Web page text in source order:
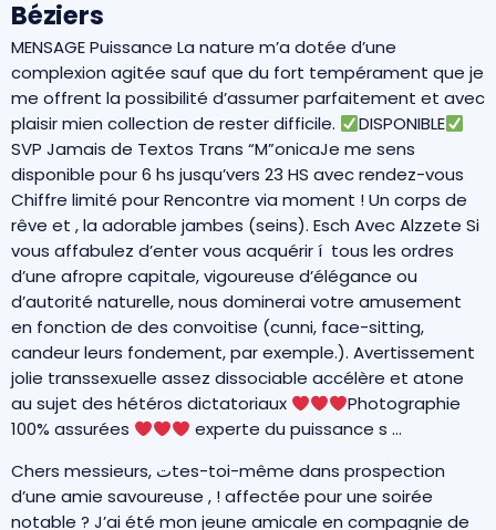
Béziers
MENSAGE Puissance La nature m’a dotée d’une
complexion agitée sauf que du fort tempérament que je
me offrent la possibilité d’assumer parfaitement et avec
plaisir mien collection de rester difficile.
DISPONIBLE
SVP Jamais de Textos Trans “M”onicaJe me sens
disponible pour 6 hs jusqu’vers 23 HS avec rendez-vous
Chiffre limité pour Rencontre via moment ! Un corps de
rêve et , la adorable jambes (seins). Esch Avec Alzzete Si
vous affabulez d’enter vous acquérir í tous les ordres
d’une afropre capitale, vigoureuse d’élégance ou
d’autorité naturelle, nous dominerai votre amusement
en fonction de des convoitise (cunni, face-sitting,
candeur leurs fondement, par exemple.). Avertissement
jolie transsexuelle assez dissociable accélère et atone
au sujet des hétéros dictatoriaux
Photographie
100% assurées
experte du puissance s …
Chers messieurs, تtes-toi-même dans prospection
d’une amie savoureuse , ! affectée pour une soirée
notable ? J’ai été mon jeune amicale en compagnie de